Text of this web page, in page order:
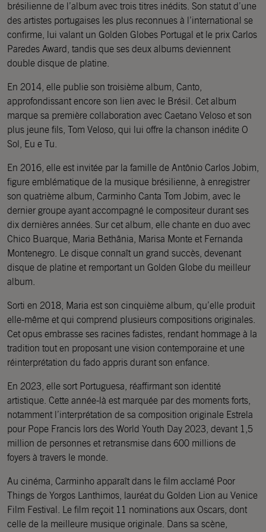
brésilienne de l’album avec trois titres inédits. Son statut d’une
des artistes portugaises les plus reconnues à l’international se
confirme, lui valant un Golden Globes Portugal et le prix Carlos
Paredes Award, tandis que ses deux albums deviennent
double disque de platine.
En 2014, elle publie son troisième album, Canto,
approfondissant encore son lien avec le Brésil. Cet album
marque sa première collaboration avec Caetano Veloso et son
plus jeune fils, Tom Veloso, qui lui offre la chanson inédite O
Sol, Eu e Tu.
En 2016, elle est invitée par la famille de Antônio Carlos Jobim,
figure emblématique de la musique brésilienne, à enregistrer
son quatrième album, Carminho Canta Tom Jobim, avec le
dernier groupe ayant accompagné le compositeur durant ses
dix dernières années. Sur cet album, elle chante en duo avec
Chico Buarque, Maria Bethânia, Marisa Monte et Fernanda
Montenegro. Le disque connaît un grand succès, devenant
disque de platine et remportant un Golden Globe du meilleur
album.
Sorti en 2018, Maria est son cinquième album, qu’elle produit
elle-même et qui comprend plusieurs compositions originales.
Cet opus embrasse ses racines fadistes, rendant hommage à la
tradition tout en proposant une vision contemporaine et une
réinterprétation du fado appris durant son enfance.
En 2023, elle sort Portuguesa, réaffirmant son identité
artistique. Cette année-là est marquée par des moments forts,
notamment l’interprétation de sa composition originale Estrela
pour Pope Francis lors des World Youth Day 2023, devant 1,5
million de personnes et retransmise dans 600 millions de
foyers à travers le monde.
Au cinéma, Carminho apparaît dans le film acclamé Poor
Things de Yorgos Lanthimos, lauréat du Golden Lion au Venice
Film Festival. Le film reçoit 11 nominations aux Oscars, dont
celle de la meilleure musique originale. Dans sa scène,